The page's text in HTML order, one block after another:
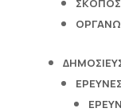
ΈΡΕΥΝΕΣ